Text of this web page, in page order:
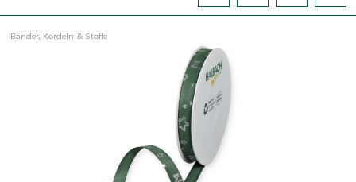
Bänder, Kordeln & Stoffe